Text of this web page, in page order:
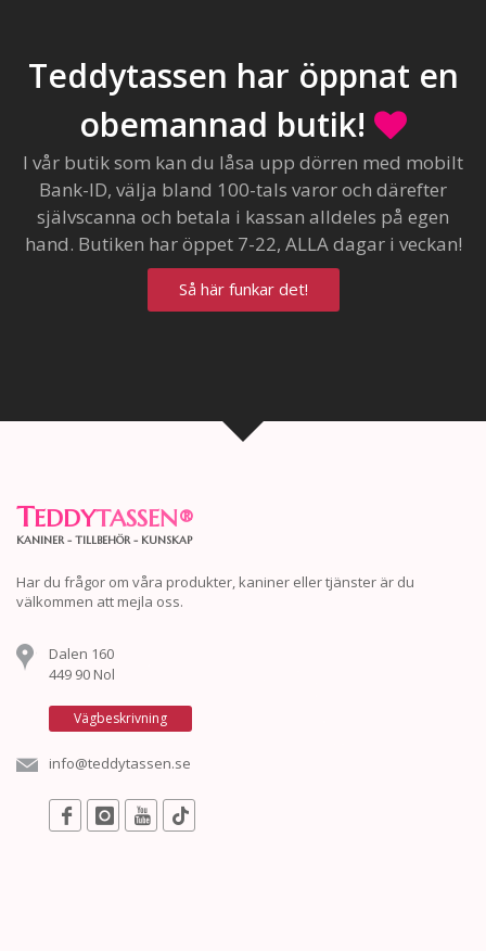
Teddytassen har öppnat en
obemannad butik!
I vår butik som kan du låsa upp dörren med mobilt
Bank-ID, välja bland 100-tals varor och därefter
självscanna och betala i kassan alldeles på egen
hand. Butiken har öppet 7-22, ALLA dagar i veckan!
Så här funkar det!
TEDDYTASSEN®
KANINER - TILLBEHÖR - KUNSKAP
Har du frågor om våra produkter, kaniner eller tjänster är du
välkommen att mejla oss.
Dalen 160
449 90 Nol
Vägbeskrivning
info@teddytassen.se